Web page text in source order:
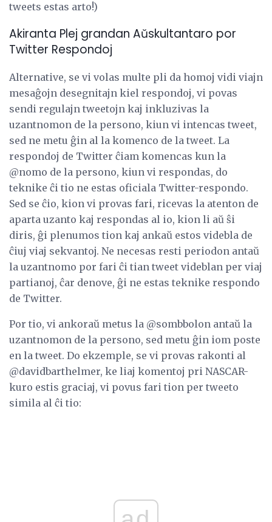
tweets estas arto!)
Akiranta Plej grandan Aŭskultantaro por
Twitter Respondoj
Alternative, se vi volas multe pli da homoj vidi viajn
mesaĝojn desegnitajn kiel respondoj, vi povas
sendi regulajn tweetojn kaj inkluzivas la
uzantnomon de la persono, kiun vi intencas tweet,
sed ne metu ĝin al la komenco de la tweet. La
respondoj de Twitter ĉiam komencas kun la
@nomo de la persono, kiun vi respondas, do
teknike ĉi tio ne estas oficiala Twitter-respondo.
Sed se ĉio, kion vi provas fari, ricevas la atenton de
aparta uzanto kaj respondas al io, kion li aŭ ŝi
diris, ĝi plenumos tion kaj ankaŭ estos videbla de
ĉiuj viaj sekvantoj. Ne necesas resti periodon antaŭ
la uzantnomo por fari ĉi tian tweet videblan per viaj
partianoj, ĉar denove, ĝi ne estas teknike respondo
de Twitter.
Por tio, vi ankoraŭ metus la @sombbolon antaŭ la
uzantnomon de la persono, sed metu ĝin iom poste
en la tweet. Do ekzemple, se vi provas rakonti al
@davidbarthelmer, ke liaj komentoj pri NASCAR-
kuro estis graciaj, vi povus fari tion per tweeto
simila al ĉi tio: